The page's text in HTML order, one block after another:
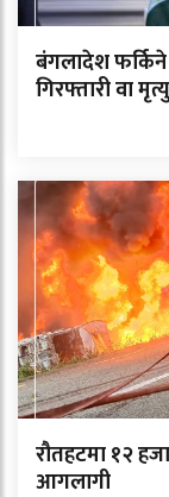
बंगलादेश
गिरफ्तारी वा
रौतहटमा १२
आगलागी